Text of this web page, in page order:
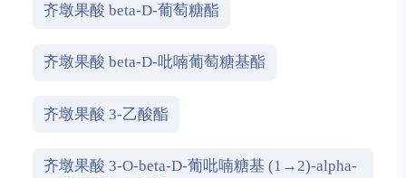
齐墩果酸 beta-D-葡萄糖酯
齐墩果酸 beta-D-吡喃葡萄糖基酯
齐墩果酸 3-乙酸酯
齐墩果酸 3-O-beta-D-葡吡喃糖基 (1→2)-alpha-